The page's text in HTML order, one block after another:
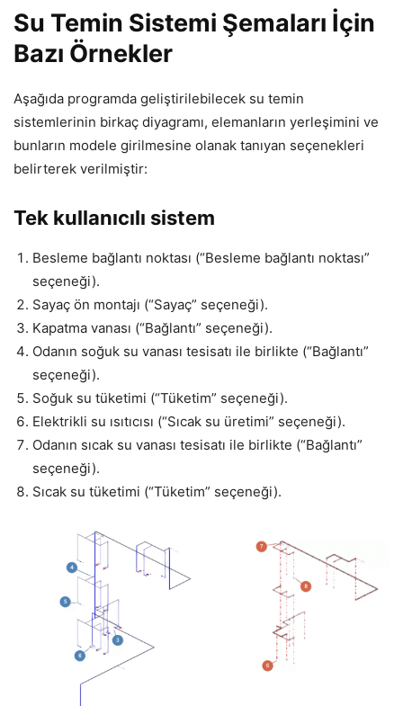
Su Temin Sistemi Şemaları İçin
Bazı Örnekler
Aşağıda programda geliştirilebilecek su temin
sistemlerinin birkaç diyagramı, elemanların yerleşimini ve
bunların modele girilmesine olanak tanıyan seçenekleri
belirterek verilmiştir:
Tek kullanıcılı sistem
Besleme bağlantı noktası (“Besleme bağlantı noktası”
seçeneği).
Sayaç ön montajı (“Sayaç” seçeneği).
Kapatma vanası (“Bağlantı” seçeneği).
Odanın soğuk su vanası tesisatı ile birlikte (“Bağlantı”
seçeneği).
Soğuk su tüketimi (“Tüketim” seçeneği).
Elektrikli su ısıtıcısı (“Sıcak su üretimi” seçeneği).
Odanın sıcak su vanası tesisatı ile birlikte (“Bağlantı”
seçeneği).
Sıcak su tüketimi (“Tüketim” seçeneği).